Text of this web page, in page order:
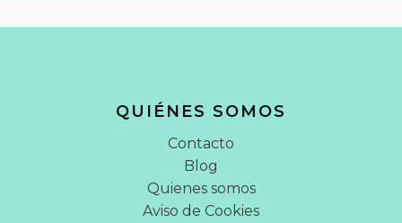
QUIÉNES SOMOS
Contacto
Blog
Quienes somos
Aviso de Cookies